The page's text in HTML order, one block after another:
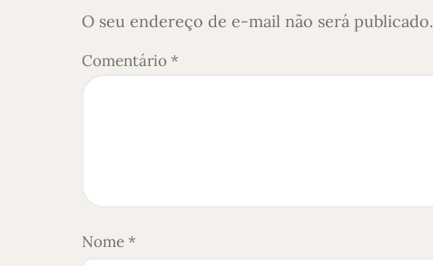
O seu endereço de e-mail não será publicado.
Comentário*
Nome*